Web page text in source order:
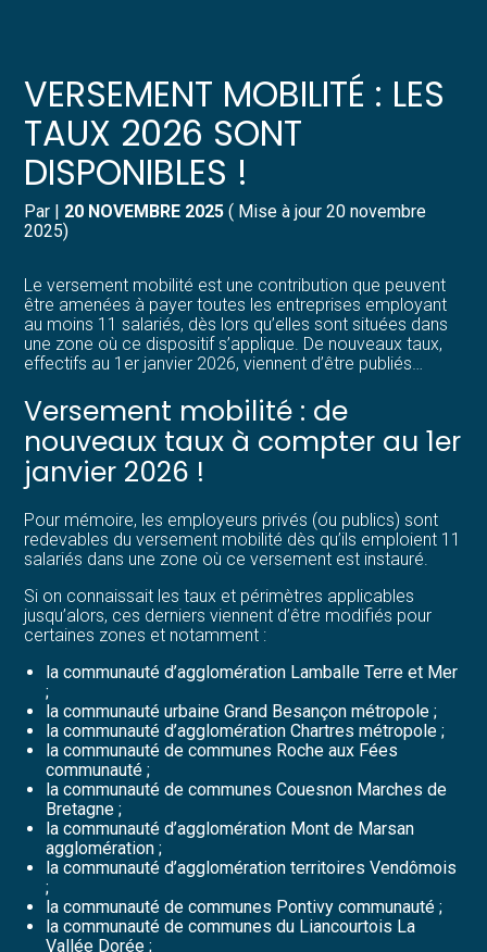
Gérer votre quotidien
Piloter votre entreprise
Développer votre entreprise
Construire votre patrimoine
Structurer votre croissance
électronique
Suivre votre comptabilité
Gérer vos ressources humaines
Dématérialiser vos documents
VERSEMENT MOBILITÉ : LES
TAUX 2026 SONT
DISPONIBLES !
Par | 20 NOVEMBRE 2025 ( Mise à jour 20 novembre
2025)
Le versement mobilité est une contribution que peuvent
être amenées à payer toutes les entreprises employant
au moins 11 salariés, dès lors qu’elles sont situées dans
une zone où ce dispositif s’applique. De nouveaux taux,
effectifs au 1er janvier 2026, viennent d’être publiés…
Versement mobilité : de
nouveaux taux à compter au 1er
janvier 2026 !
Pour mémoire, les employeurs privés (ou publics) sont
redevables du versement mobilité dès qu’ils emploient 11
salariés dans une zone où ce versement est instauré.
Si on connaissait les taux et périmètres applicables
jusqu’alors, ces derniers viennent d’être modifiés pour
certaines zones et notamment :
la communauté d’agglomération Lamballe Terre et Mer
;
la communauté urbaine Grand Besançon métropole ;
la communauté d’agglomération Chartres métropole ;
la communauté de communes Roche aux Fées
communauté ;
la communauté de communes Couesnon Marches de
Bretagne ;
la communauté d’agglomération Mont de Marsan
agglomération ;
la communauté d’agglomération territoires Vendômois
;
la communauté de communes Pontivy communauté ;
la communauté de communes du Liancourtois La
Vallée Dorée ;